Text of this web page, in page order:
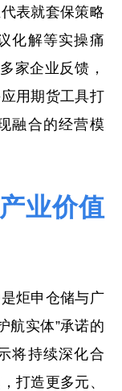
表就套保策略
化解等实操痛
家企业反馈，
用期货工具打
融合的经营模
业价值
炬申仓储与广
航实体”承诺的
将持续深化合
打造更多元、